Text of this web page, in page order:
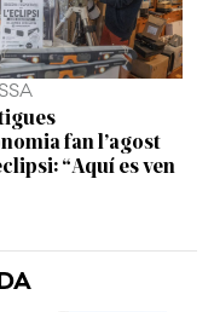
fan l’agost
“Aquí es ven